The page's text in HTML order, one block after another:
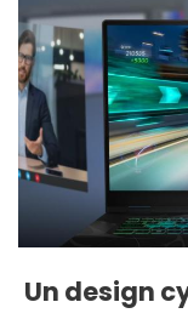
Un design